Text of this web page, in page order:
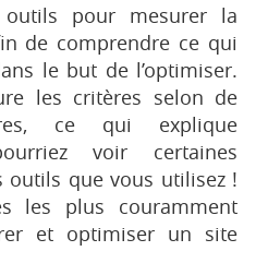
pour mesurer la
de comprendre ce qui
le but de l’optimiser.
les critères selon de
ce qui explique
voir certaines
outils que vous utilisez !
les plus couramment
et optimiser un site